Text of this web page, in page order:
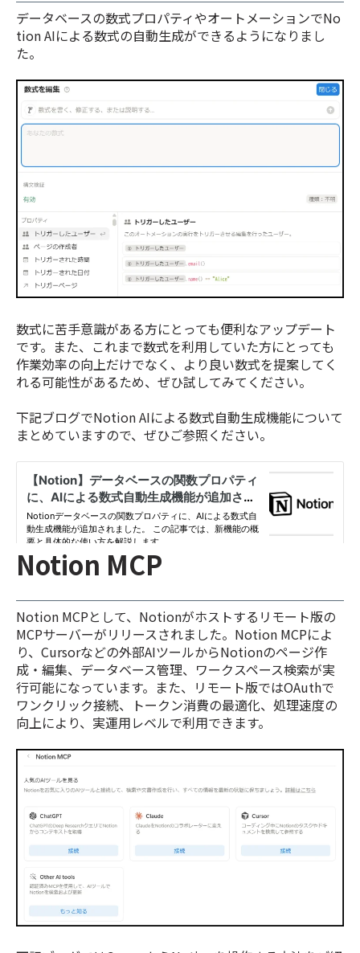
データベースの数式プロパティやオートメーションでNo
tion AIによる数式の自動生成ができるようになりまし
た。
数式に苦手意識がある方にとっても便利なアップデート
です。また、これまで数式を利用していた方にとっても
作業効率の向上だけでなく、より良い数式を提案してく
れる可能性があるため、ぜひ試してみてください。
下記ブログでNotion AIによる数式自動生成機能について
まとめていますので、ぜひご参照ください。
Notion MCP
Notion MCPとして、Notionがホストするリモート版の
MCPサーバーがリリースされました。Notion MCPによ
り、Cursorなどの外部AIツールからNotionのページ作
成・編集、データベース管理、ワークスペース検索が実
行可能になっています。また、リモート版ではOAuthで
ワンクリック接続、トークン消費の最適化、処理速度の
向上により、実運用レベルで利用できます。